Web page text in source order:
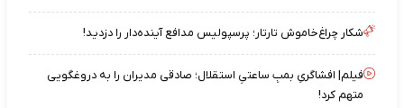
شکار چراغ‌خاموش تارتار؛ پرسپولیس مدافع آینده‌دار را دزدید!
فیلم| افشاگریِ بمبِ ساعتیِ استقلال؛ صادقی مدیران را به دروغگویی
متهم کرد!